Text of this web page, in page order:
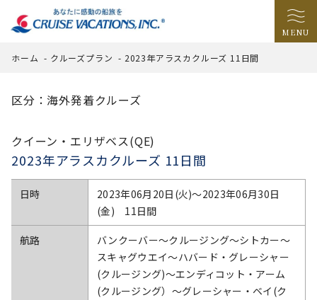
MENU
ホーム - クルーズプラン - 2023年アラスカクルーズ 11日間
区分：海外発着クルーズ
クイーン・エリザベス(QE)
2023年アラスカクルーズ 11日間
日時
2023年06月20日(火)〜2023年06月30日
(金) 11日間
航路
バンクーバー～クルージング～シトカー～
スキャグウエイ～ハバード・グレーシャー
(クルージング)～エンディコット・アーム
(クルージング）～グレーシャー・ベイ(ク